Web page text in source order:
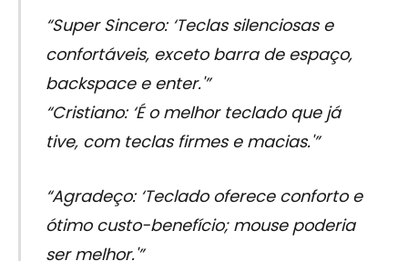
“Super Sincero: ‘Teclas silenciosas e
confortáveis, exceto barra de espaço,
backspace e enter.'”
“Cristiano: ‘É o melhor teclado que já
tive, com teclas firmes e macias.'”
“Agradeço: ‘Teclado oferece conforto e
ótimo custo-benefício; mouse poderia
ser melhor.'”